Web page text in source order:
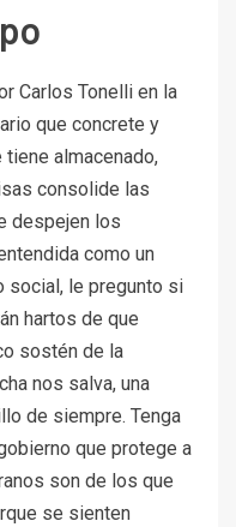
Carlos Tonelli en la
que concrete y
almacenado,
consolide las
despejen los
como un
social, le pregunto si
hartos de que
sostén de la
nos salva, una
de siempre. Tenga
que protege a
son de los que
se sienten